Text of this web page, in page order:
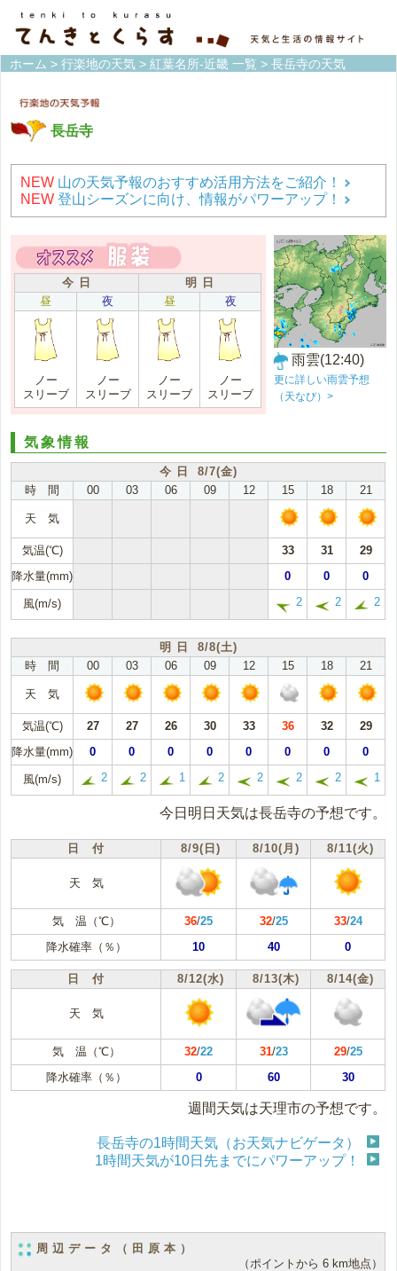
ホーム > 行楽地の天気 > 紅葉名所-近畿 一覧 > 長岳寺の天気
長岳寺
NEW 山の天気予報のおすすめ活用方法をご紹介！
NEW 登山シーズンに向け、情報がパワーアップ！
今 日
明 日
昼
夜 昼 夜
ノー
スリーブ
ノー
スリーブ
ノー
スリーブ
ノー
スリーブ
雨雲(12:40)
更に詳しい雨雲予想
（天なび）>
気象情報
今 日 8/7(金)
時 間
00 03 06 09 12 15 18 21
天 気
気温(℃) 33 31
29
降水量(mm)
0 0 0
風(m/s) 2 2 2
明 日 8/8(土)
時 間
00 03 06 09 12 15 18 21
天 気
気温(℃) 27 27 26 30 33 36 32
29
降水量(mm)
0 0 0 0 0 0 0 0
風(m/s) 2 2 1 2 2 2 2 1
今日明日天気は長岳寺の予想です。
日 付 8/9(日) 8/10(月) 8/11(火)
天 気
気 温（℃） 36/25 32/25 33/24
降水確率（％）
10 40 0
日 付 8/12(水) 8/13(木) 8/14(金)
天 気
気 温（℃） 32/22 31/23 29/25
降水確率（％）
0 60 30
週間天気は天理市の予想です。
長岳寺の1時間天気（お天気ナビゲータ）
1時間天気が10日先までにパワーアップ！
周辺データ（田原本）
（ポイントから 6 km地点）